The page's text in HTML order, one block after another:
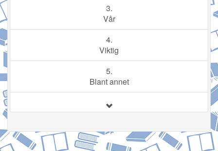
3.
Vår
4.
Viktig
5.
Blant annet